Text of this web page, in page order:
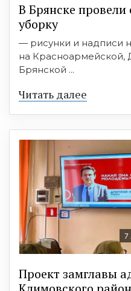
В Брянске
уборку
— рисунки и надписи
на Красноармейской,
Брянской ...
Читать далее
7
Проект замглавы